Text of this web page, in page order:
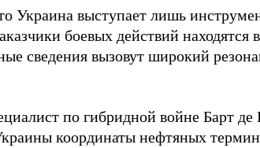
Украина выступает лишь
боевых действий находятся
сведения вызовут широкий
по гибридной войне Барт де
координаты нефтяных